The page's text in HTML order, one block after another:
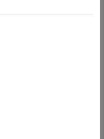
from the server.
and is up-to-date